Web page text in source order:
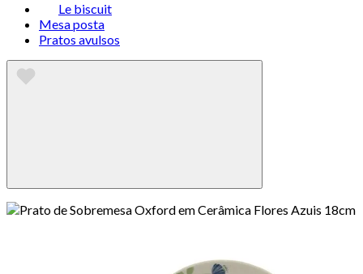
Le biscuit
Mesa posta
Pratos avulsos